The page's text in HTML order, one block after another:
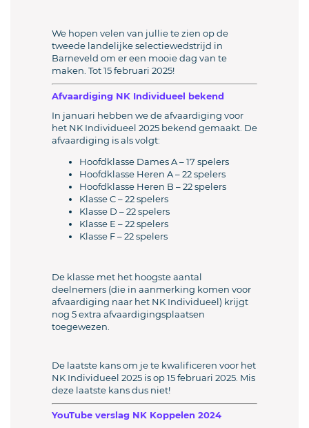
We hopen velen van jullie te zien op de
tweede landelijke selectiewedstrijd in
Barneveld om er een mooie dag van te
maken. Tot 15 februari 2025!
Afvaardiging NK Individueel bekend
In januari hebben we de afvaardiging voor
het NK Individueel 2025 bekend gemaakt. De
afvaardiging is als volgt:
Hoofdklasse Dames A – 17 spelers
Hoofdklasse Heren A – 22 spelers
Hoofdklasse Heren B – 22 spelers
Klasse C – 22 spelers
Klasse D – 22 spelers
Klasse E – 22 spelers
Klasse F – 22 spelers
De klasse met het hoogste aantal
deelnemers (die in aanmerking komen voor
afvaardiging naar het NK Individueel) krijgt
nog 5 extra afvaardigingsplaatsen
toegewezen.
De laatste kans om je te kwalificeren voor het
NK Individueel 2025 is op 15 februari 2025. Mis
deze laatste kans dus niet!
YouTube verslag NK Koppelen 2024